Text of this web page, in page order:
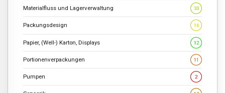
Materialfluss und Lagerverwaltung 33
Packungsdesign 16
Papier, (Well-) Karton, Displays 12
Portionenverpackungen 11
Pumpen 2